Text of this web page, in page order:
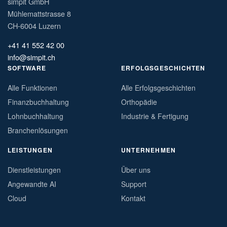
Mühlemattstrasse 8
CH-6004 Luzern
+41 41 552 42 00
info@simpit.ch
SOFTWARE
Alle Funktionen
Finanzbuchhaltung
Lohnbuchhaltung
Branchenlösungen
ERFOLGSGESCHICHTEN
Alle Erfolgsgeschichten
Orthopädie
Industrie & Fertigung
LEISTUNGEN
Dienstleistungen
Angewandte AI
Cloud
UNTERNEHMEN
Über uns
Support
Kontakt